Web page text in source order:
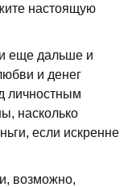
настоящую
еще дальше и
и денег
личностным
насколько
если искренне
возможно,